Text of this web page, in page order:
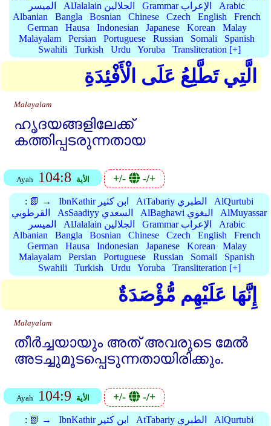
الميسر
AlJalalain الجلالين Grammar الإعراب
Arabic
Albanian
Bangla Bosnian Chinese Czech English
French
German
Hausa Indonesian Japanese Korean
Malay
Malayalam
Persian Portuguese Russian Somali
Spanish
Swahili
Turkish Urdu Yoruba Transliteration [+]
الَّتِي تَطَّلِعُ عَلَى الْأَفْئِدَةِ
Malayalam
ഹൃദയങ്ങളിലേക്ക്‌
കത്തിപ്പടരുന്നതായ
Ayah 104:8 الأية +/- -/+
: 📗 → IbnKathir ابن كثير AtTabariy الطبري
AlQurtubi
القرطوبي
AsSaadiyy السعدي AlBaghawi البغوي
AlMuyassar
الميسر
AlJalalain الجلالين Grammar الإعراب
Arabic
Albanian
Bangla Bosnian Chinese Czech English
French
German
Hausa Indonesian Japanese Korean
Malay
Malayalam
Persian Portuguese Russian Somali
Spanish
Swahili
Turkish Urdu Yoruba Transliteration [+]
إِنَّهَا عَلَيْهِم مُّؤْصَدَةٌ
Malayalam
തീര്‍ച്ചയായും അത്‌ അവരുടെ മേല്‍
അടച്ചുമൂടപ്പെടുന്നതായിരിക്കും.
Ayah 104:9 الأية +/- -/+
: 📗 → IbnKathir ابن كثير AtTabariy الطبري
AlQurtubi